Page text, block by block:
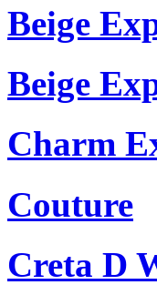
Beige
Beige
Charm
Couture
Creta D